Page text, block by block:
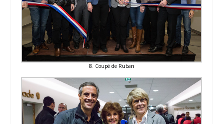
8. Coupé de Ruban